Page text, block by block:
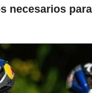
necesarios